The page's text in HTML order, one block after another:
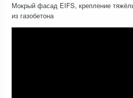
Мокрый фасад EIFS, крепление
из газобетона